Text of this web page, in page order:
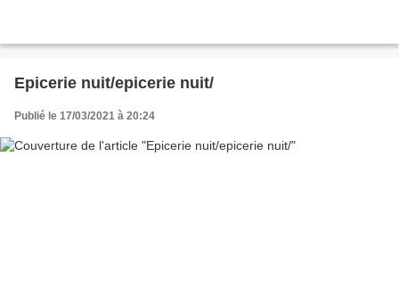
Epicerie nuit/epicerie nuit/
Publié le 17/03/2021 à 20:24